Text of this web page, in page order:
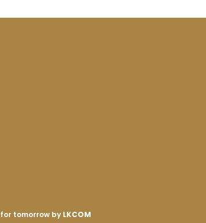
for tomorrow by LKCOM